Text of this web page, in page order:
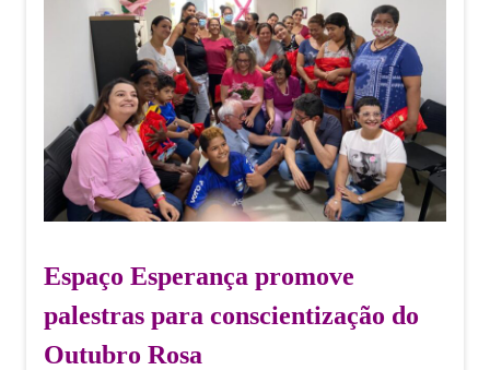
Espaço Esperança promove
palestras para conscientização do
Outubro Rosa